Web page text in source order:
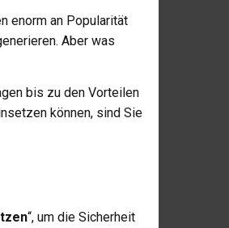
enorm an Popularität
Aber was
bis zu den Vorteilen
können, sind Sie
“, um die Sicherheit